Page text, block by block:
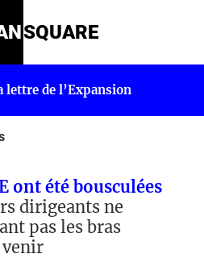
SQUARE
lettre de l’Expansion
ont été bousculées
dirigeants ne
pas les bras